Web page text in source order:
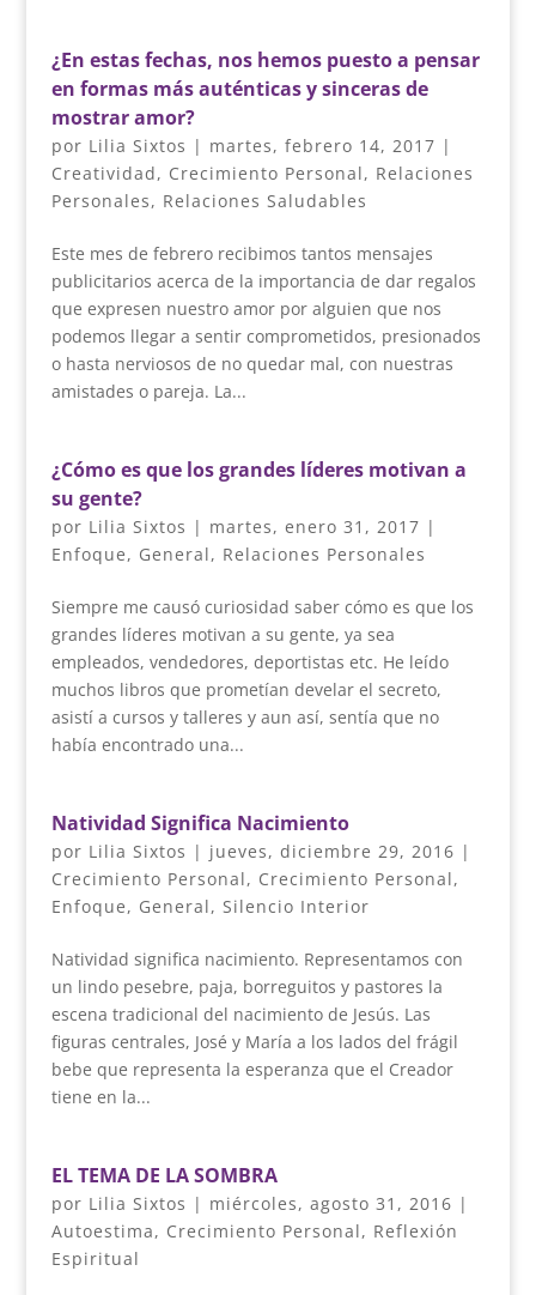
¿En estas fechas, nos hemos puesto a pensar
en formas más auténticas y sinceras de
mostrar amor?
por Lilia Sixtos | martes, febrero 14, 2017 |
Creatividad, Crecimiento Personal, Relaciones
Personales, Relaciones Saludables
Este mes de febrero recibimos tantos mensajes
publicitarios acerca de la importancia de dar regalos
que expresen nuestro amor por alguien que nos
podemos llegar a sentir comprometidos, presionados
o hasta nerviosos de no quedar mal, con nuestras
amistades o pareja. La...
¿Cómo es que los grandes líderes motivan a
su gente?
por Lilia Sixtos | martes, enero 31, 2017 |
Enfoque, General, Relaciones Personales
Siempre me causó curiosidad saber cómo es que los
grandes líderes motivan a su gente, ya sea
empleados, vendedores, deportistas etc. He leído
muchos libros que prometían develar el secreto,
asistí a cursos y talleres y aun así, sentía que no
había encontrado una...
Natividad Significa Nacimiento
por Lilia Sixtos | jueves, diciembre 29, 2016 |
Crecimiento Personal, Crecimiento Personal,
Enfoque, General, Silencio Interior
Natividad significa nacimiento. Representamos con
un lindo pesebre, paja, borreguitos y pastores la
escena tradicional del nacimiento de Jesús. Las
figuras centrales, José y María a los lados del frágil
bebe que representa la esperanza que el Creador
tiene en la...
EL TEMA DE LA SOMBRA
por Lilia Sixtos | miércoles, agosto 31, 2016 |
Autoestima, Crecimiento Personal, Reflexión
Espiritual